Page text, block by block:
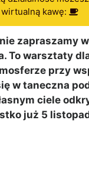
wirtualną kawę:
zapraszamy
To warsztaty
przy
w taneczna
ciele
już 5